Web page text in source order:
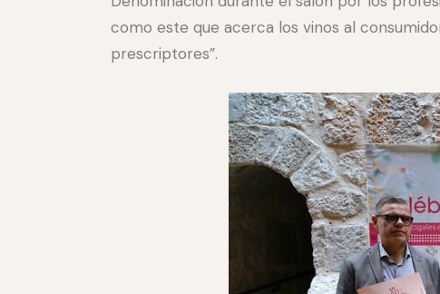
como este que acerca los vinos al
prescriptores”.